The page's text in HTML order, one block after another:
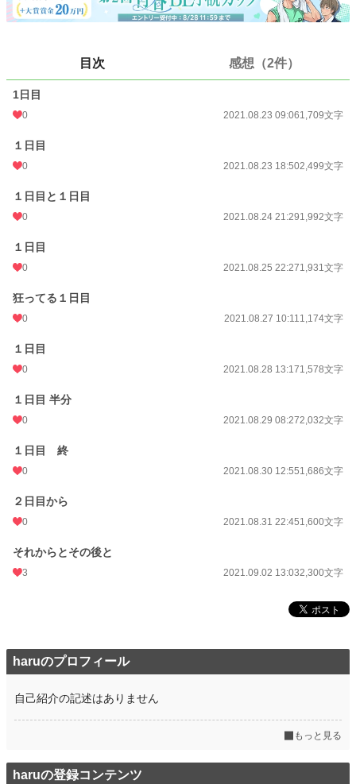
んだ。
そして、また朝がきた。
誰を好きになったて自由だよ。
好きに男も女も関係ないよ。
でも俺は、選択肢じゃなくて、真実の愛を見つけたいんだ！
選択肢シリーズ第1弾 完結
『俺の人生は令和のホームズになれないと死ぬようです』→連載中
小説
BL 31,391 位 / 31,391 件
24h.ポイント
更新日時
初回完結日時
年間ポイント 189 pt (127,296 位)
目次 感想（2件）
1日目
0 2021.08.23 09:061,709文字
１日目
0 2021.08.23 18:502,499文字
１日目と１日目
0 2021.08.24 21:291,992文字
１日目
0 2021.08.25 22:271,931文字
狂ってる１日目
0 2021.08.27 10:111,174文字
１日目
0 2021.08.28 13:171,578文字
１日目 半分
0 2021.08.29 08:272,032文字
１日目 終
0 2021.08.30 12:551,686文字
２日目から
0 2021.08.31 22:451,600文字
それからとその後と
3 2021.09.02 13:032,300文字
haruのプロフィール
自己紹介の記述はありません
もっと見る
haruの登録コンテンツ